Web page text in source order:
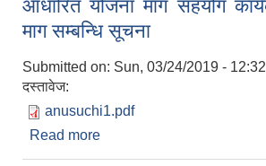
आधारित योजना माग सहयोग
माग सम्बन्धि सूचना
Submitted on: Sun, 03/24/2019 - 12:32
दस्तावेज:
anusuchi1.pdf
Read more